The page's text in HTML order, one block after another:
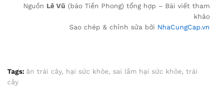
Nguồn Lê Vũ (báo Tiền Phong) tổng hợp – Bài viết tham
khảo
Sao chép & chỉnh sửa bởi NhaCungCap.vn
Tags: ăn trái cây, hại sức khỏe, sai lầm hại sức khỏe, trái
cây